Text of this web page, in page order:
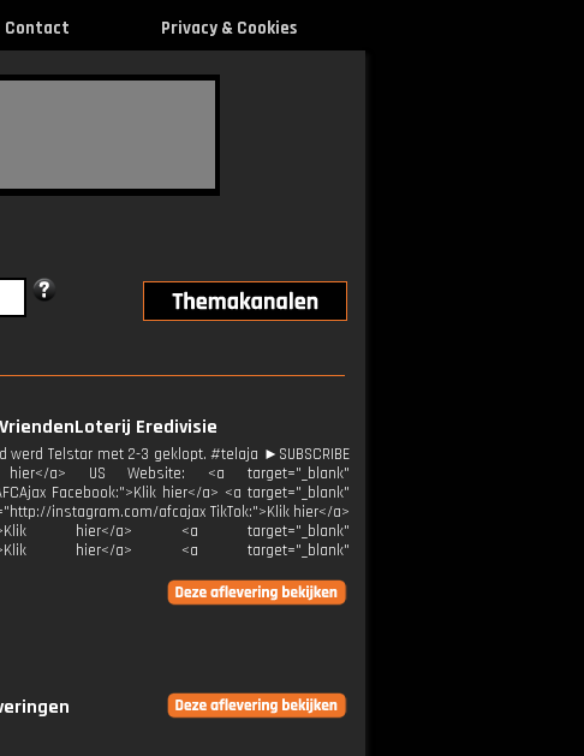
Contact Privacy & Cookies
Eredivisie
Telstar met 2-3 geklopt. #telaja ►SUBSCRIBE
hier</a> US Website: <a target="_blank"
Facebook:">Klik hier</a> <a target="_blank"
instagram.com/afcajax TikTok:">Klik hier</a>
hier</a> <a target="_blank"
hier</a> <a target="_blank"